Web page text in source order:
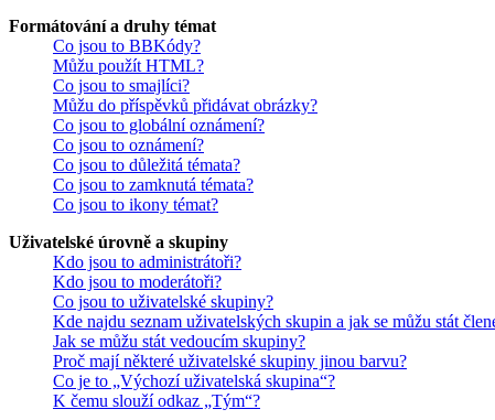
Formátování a druhy témat
Co jsou to BBKódy?
Můžu použít HTML?
Co jsou to smajlíci?
Můžu do příspěvků přidávat obrázky?
Co jsou to globální oznámení?
Co jsou to oznámení?
Co jsou to důležitá témata?
Co jsou to zamknutá témata?
Co jsou to ikony témat?
Uživatelské úrovně a skupiny
Kdo jsou to administrátoři?
Kdo jsou to moderátoři?
Co jsou to uživatelské skupiny?
Kde najdu seznam uživatelských skupin a jak se můžu stát
Jak se můžu stát vedoucím skupiny?
Proč mají některé uživatelské skupiny jinou barvu?
Co je to „Výchozí uživatelská skupina“?
K čemu slouží odkaz „Tým“?